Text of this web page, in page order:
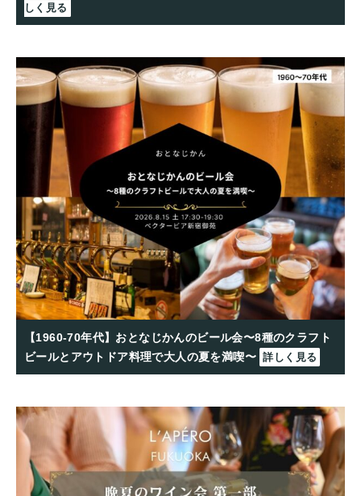
しく見る
【1960-70年代】おとなじかんのビール会〜8種のクラフト
ビールとアウトドア料理で大人の夏を満喫〜 詳しく見る